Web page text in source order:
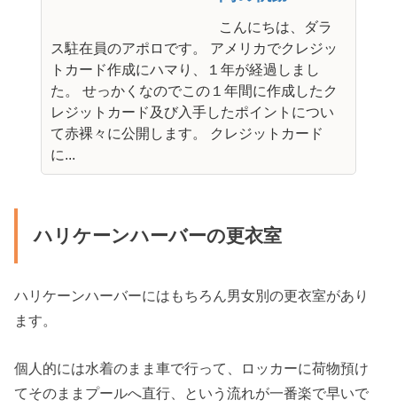
こんにちは、ダラ
ス駐在員のアポロです。 アメリカでクレジッ
トカード作成にハマり、１年が経過しまし
た。 せっかくなのでこの１年間に作成したク
レジットカード及び入手したポイントについ
て赤裸々に公開します。 クレジットカード
に...
ハリケーンハーバーの更衣室
ハリケーンハーバーにはもちろん男女別の更衣室があり
ます。
個人的には水着のまま車で行って、ロッカーに荷物預け
てそのままプールへ直行、という流れが一番楽で早いで